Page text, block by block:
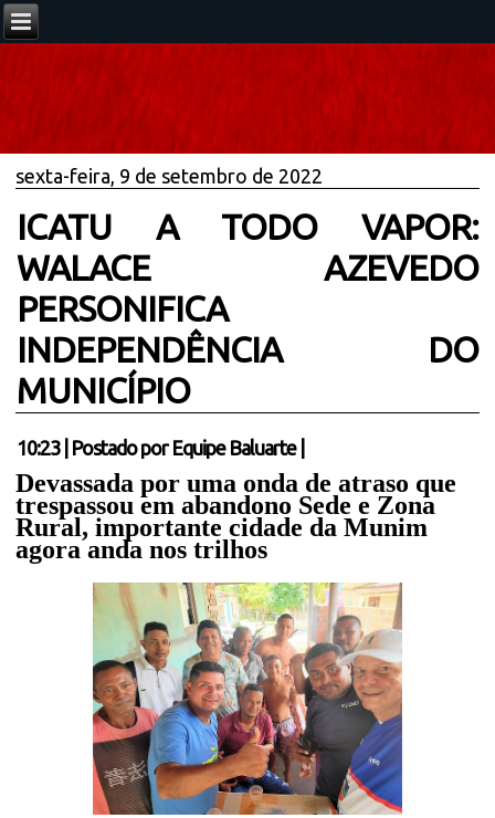
sexta-feira, 9 de setembro de 2022
ICATU A TODO VAPOR:
WALACE AZEVEDO
PERSONIFICA
INDEPENDÊNCIA DO
MUNICÍPIO
10:23| Postado por Equipe Baluarte
Devassada por uma onda de atraso que
trespassou em abandono Sede e Zona
Rural, importante cidade da Munim
agora anda nos trilhos